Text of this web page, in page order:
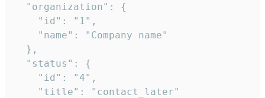
  "organization": {
    "id": "1",
    "name": "Company name"
  },
  "status": {
    "id": "4",
    "title": "contact_later"